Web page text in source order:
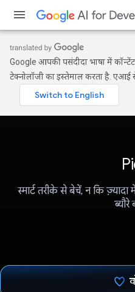
Google आपकी पसंदीदा भाषा में
टेक्नोलॉजी का इस्तेमाल करता है. एआई
स्मार्ट तरीके से बेचें, न कि
ब्यौरे